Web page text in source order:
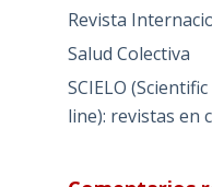
Revista
Salud Colectiva
SCIELO
line): revistas en